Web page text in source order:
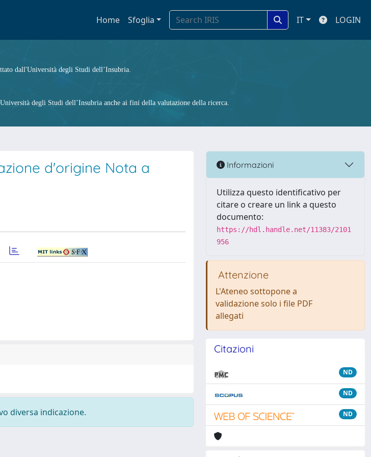
Home Sfoglia IT LOGIN
dall'Università degli Studi dell’Insubria.
degli Studi dell’Insubria anche ai fini della valutazione della ricerca.
d'origine Nota a
diversa indicazione.
Informazioni
Utilizza questo identificativo per
citare o creare un link a questo
documento:
https://hdl.handle.net/11383/2101
956
Attenzione
L'Ateneo sottopone a
validazione solo i file PDF
allegati
Citazioni
ND
ND
ND